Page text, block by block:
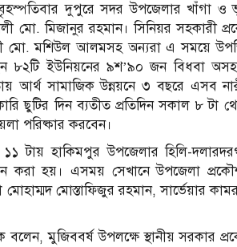
দুপুরে সদর উপজেলার খাঁগা
মো. মিজানুর রহমান। সিনিয়র সহকারী
মশিউল আলমসহ অন্যরা এ সময়ে
৮২টি ইউনিয়নের ৯শ’৯০ জন বিধবা
আর্থ সামাজিক উন্নয়নে ৩ বছরে এসব
ছুটির দিন ব্যতীত প্রতিদিন সকাল ৮ টা
পরিষ্কার করবেন।
১১ টায় হাকিমপুর উপজেলার হিলি-
করা হয়। এসময় সেখানে উপজেলা
মোস্তাফিজুর রহমান, সার্ভেয়ার
মুজিববর্ষ উপলক্ষে স্থানীয় সরকার